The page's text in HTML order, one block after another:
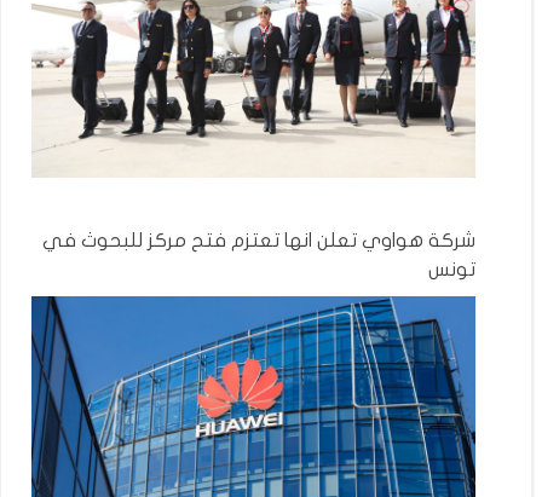
شركة هواوي تعلن انها تعتزم فتح مركز للبحوث في
تونس